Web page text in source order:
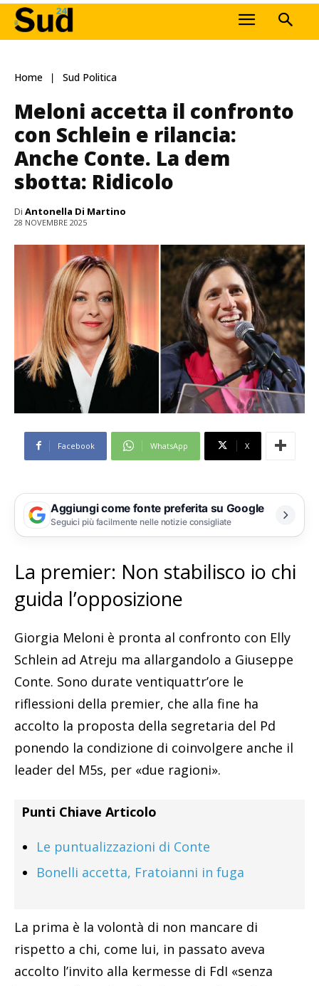
Home Sud Politica
Meloni accetta il confronto
con Schlein e rilancia:
Anche Conte. La dem
sbotta: Ridicolo
Di Antonella Di Martino
28 NOVEMBRE 2025
Facebook WhatsApp X
Aggiungi come fonte preferita su Google
Seguici più facilmente nelle notizie consigliate
La premier: Non stabilisco io chi
guida l’opposizione
Giorgia Meloni è pronta al confronto con Elly
Schlein ad Atreju ma allargandolo a Giuseppe
Conte. Sono durate ventiquattr’ore le
riflessioni della premier, che alla fine ha
accolto la proposta della segretaria del Pd
ponendo la condizione di coinvolgere anche il
leader del M5s, per «due ragioni».
Punti Chiave Articolo
Le puntualizzazioni di Conte
Bonelli accetta, Fratoianni in fuga
La prima è la volontà di non mancare di
rispetto a chi, come lui, in passato aveva
accolto l’invito alla kermesse di FdI «senza